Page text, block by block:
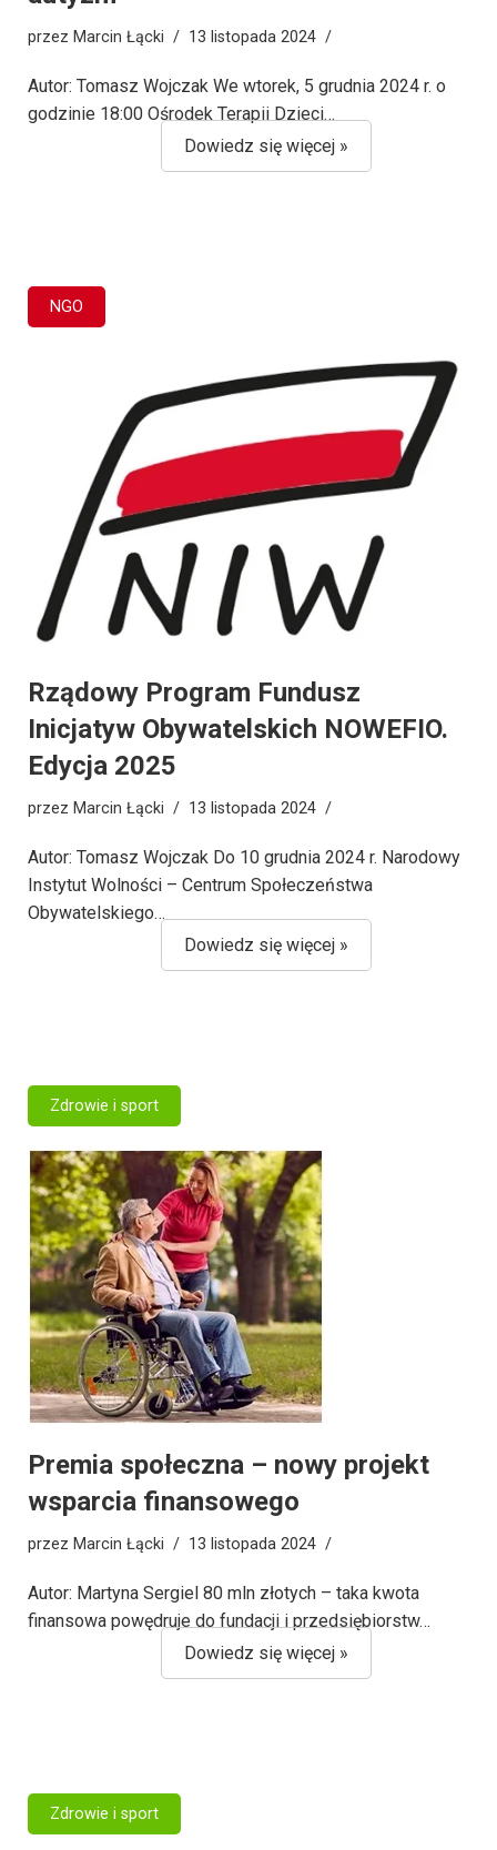
przez Marcin Łącki 13 listopada 2024
Autor: Tomasz Wojczak We wtorek, 5 grudnia 2024 r. o
godzinie 18:00 Ośrodek Terapii Dzieci…
Dowiedz się więcej »
Rządowy Program Fundusz
Inicjatyw Obywatelskich NOWEFIO.
Edycja 2025
przez Marcin Łącki 13 listopada 2024
NGO
Autor: Tomasz Wojczak Do 10 grudnia 2024 r. Narodowy
Instytut Wolności – Centrum Społeczeństwa
Obywatelskiego…
Dowiedz się więcej »
Premia społeczna – nowy projekt
wsparcia finansowego
przez Marcin Łącki 13 listopada 2024
Zdrowie i sport
Autor: Martyna Sergiel 80 mln złotych – taka kwota
finansowa powędruje do fundacji i przedsiębiorstw…
Dowiedz się więcej »
Zdrowie i sport